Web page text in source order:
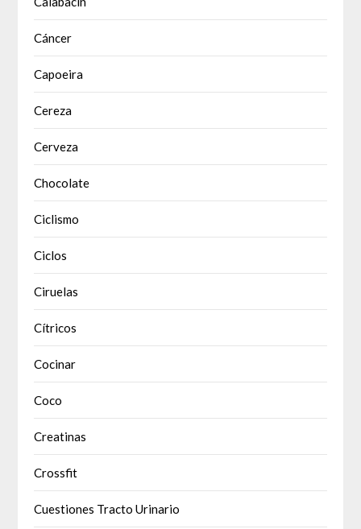
Cáncer
Capoeira
Cereza
Cerveza
Chocolate
Ciclismo
Ciclos
Ciruelas
Cítricos
Cocinar
Coco
Creatinas
Crossfit
Cuestiones Tracto Urinario